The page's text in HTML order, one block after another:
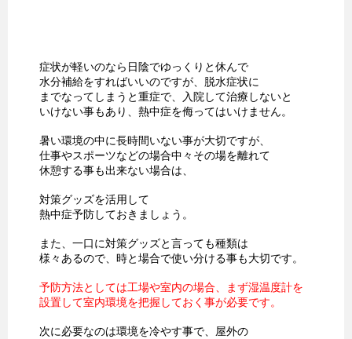
症状が軽いのなら日陰でゆっくりと休んで
水分補給をすればいいのですが、脱水症状に
までなってしまうと重症で、入院して治療しないと
いけない事もあり、熱中症を侮ってはいけません。
暑い環境の中に長時間いない事が大切ですが、
仕事やスポーツなどの場合中々その場を離れて
休憩する事も出来ない場合は、
対策グッズを活用して
熱中症予防しておきましょう。
また、一口に対策グッズと言っても種類は
様々あるので、時と場合で使い分ける事も大切です。
予防方法としては工場や室内の場合、まず湿温度計を
設置して室内環境を把握しておく事が必要です。
次に必要なのは環境を冷やす事で、屋外の